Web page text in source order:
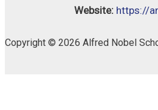
Website: https://
Copyright © 2026 Alfred Nobel